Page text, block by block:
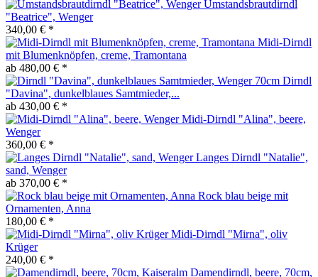
Umstandsbrautdirndl
"Beatrice", Wenger
340,00 € *
Midi-Dirndl
mit Blumenknöpfen, creme, Tramontana
ab 480,00 € *
Dirndl
"Davina", dunkelblaues Samtmieder,...
ab 430,00 € *
Midi-Dirndl "Alina", beere,
Wenger
360,00 € *
Langes Dirndl "Natalie",
sand, Wenger
ab 370,00 € *
Rock blau beige mit
Ornamenten, Anna
180,00 € *
Midi-Dirndl "Mirna", oliv
Krüger
240,00 € *
Damendirndl, beere, 70cm,